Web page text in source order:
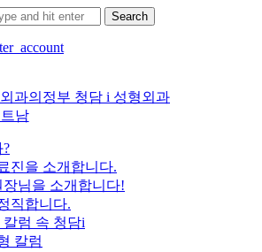
의정부 청담 i 성형외과
진을 소개합니다.
장님을 소개합니다!
직합니다.
칼럼 속 청담i
칼럼